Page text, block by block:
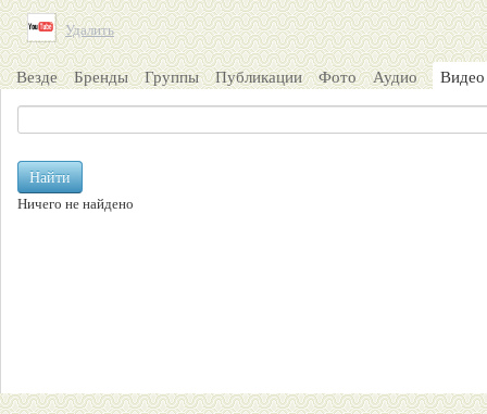
Удалить
Везде Бренды Группы Публикации Фото Аудио Видео
Найти
Ничего не найдено